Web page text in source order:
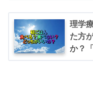
理学
た方
か？